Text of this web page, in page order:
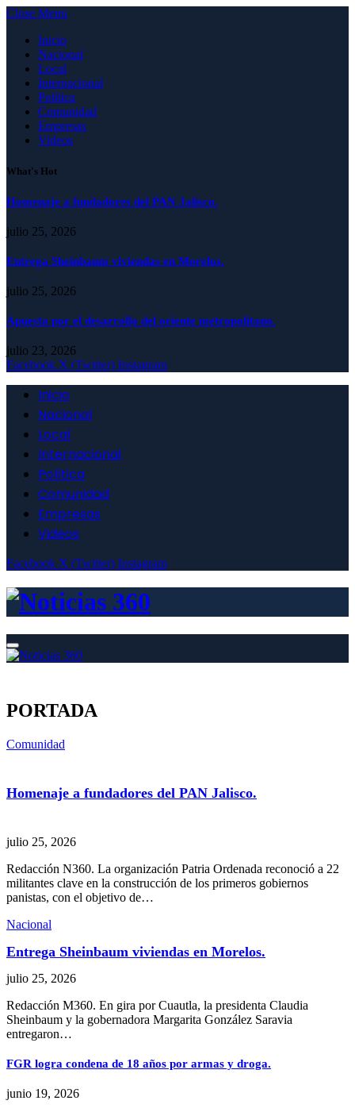
Close Menu
Inicio
Nacional
Local
Internacional
Política
Comunidad
Empresas
Videos
What's Hot
Homenaje a fundadores del PAN Jalisco.
julio 25, 2026
Entrega Sheinbaum viviendas en Morelos.
julio 25, 2026
Apuesta por el desarrollo del oriente metropolitano.
julio 23, 2026
Facebook X (Twitter) Instagram
Inicio
Nacional
Local
Internacional
Política
Comunidad
Empresas
Videos
Facebook X (Twitter) Instagram
PORTADA
Comunidad
Homenaje a fundadores del PAN Jalisco.
julio 25, 2026
Redacción N360. La organización Patria Ordenada reconoció a 22
militantes clave en la construcción de los primeros gobiernos
panistas, con el objetivo de…
Nacional
Entrega Sheinbaum viviendas en Morelos.
julio 25, 2026
Redacción M360. En gira por Cuautla, la presidenta Claudia
Sheinbaum y la gobernadora Margarita González Saravia
entregaron…
FGR logra condena de 18 años por armas y droga.
junio 19, 2026